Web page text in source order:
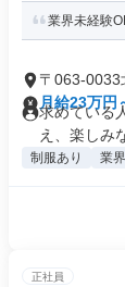
業界未経験
〒063-0033
月給23万円
求めている
え、楽しみ
制服あり 業
正社員